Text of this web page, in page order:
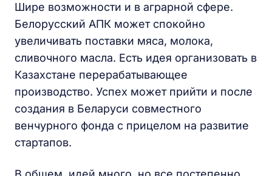
Шире возможности и в аграрной сфере.
Белорусский АПК может спокойно
увеличивать поставки мяса, молока,
сливочного масла. Есть идея организовать в
Казахстане перерабатывающее
производство. Успех может прийти и после
создания в Беларуси совместного
венчурного фонда с прицелом на развитие
стартапов.